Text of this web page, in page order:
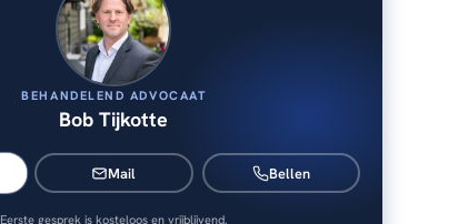
BEHANDELEND ADVOCAAT
Bob Tijkotte
Mail Bellen
Eerste gesprek is kosteloos en vrijblijvend.